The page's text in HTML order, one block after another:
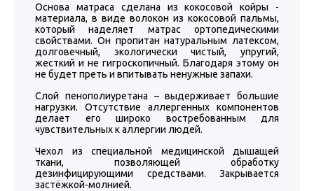
Основа матраса сделана из кокосовой койры -
материала, в виде волокон из кокосовой пальмы,
который наделяет матрас ортопедическими
свойствами. Он пропитан натуральным латексом,
долговечный, экологически чистый, упругий,
жесткий и не гигроскопичный. Благодаря этому он
не будет преть и впитывать ненужные запахи.
Слой пенополиуретана – выдерживает большие
нагрузки. Отсутствие аллергенных компонентов
делает его широко востребованным для
чувствительных к аллергии людей.
Чехол из специальной медицинской дышащей
ткани, позволяющей обработку
дезинфицирующими средствами. Закрывается
застёжкой-молнией.